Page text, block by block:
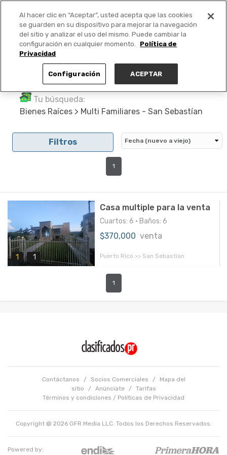
PUBLICA GRATIS +
Tu búsqueda:
Bienes Raíces > Multi Familiares - San Sebastían
Filtros
1
1 1
Casa multiple para la venta
Cuartos: 6 • Baños: 6
$370,000 venta
Puerto Rico >> San Sebastían
1
Contáctanos / Socios Comerciales /
Mapa del
sitio
/ Anúnciate /
Tarifas
Términos y condiciones / Políticas de Privacidad
Copyright @ 2026 GFR Media LLC. Todos los Derechos Reservados.
Powered by:
Al hacer clic en “Aceptar”, usted acepta que las cookies
se guarden en su dispositivo para mejorar la navegación
del sitio y analizar el uso del mismo. Puede cambiar la
configuración en cualquier momento.
Política de
Privacidad
Configuración ACEPTAR